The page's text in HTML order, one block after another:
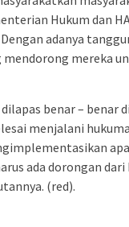
Hukum dan
adanya
mendorong mereka
benar – benar
menjalani
ada dorongan
(red).